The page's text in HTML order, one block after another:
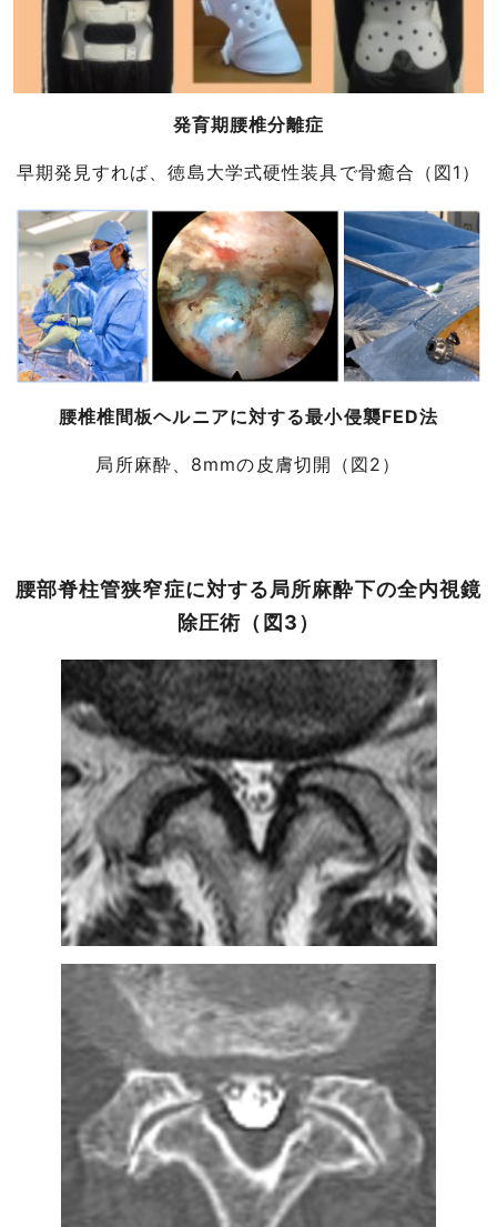
発育期腰椎分離症
早期発見すれば、徳島大学式硬性装具で骨癒合（図1）
腰椎椎間板ヘルニアに対する最小侵襲FED法
局所麻酔、8mmの皮膚切開（図2）
腰部脊柱管狭窄症に対する局所麻酔下の全内視鏡
除圧術（図3）